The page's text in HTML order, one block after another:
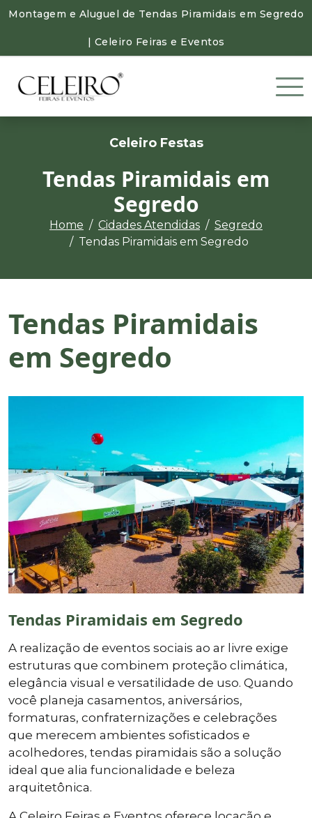
Montagem e Aluguel de Tendas Piramidais em Segredo
| Celeiro Feiras e Eventos
Celeiro Festas
Tendas Piramidais em
Segredo
Home Cidades Atendidas
Segredo
Tendas Piramidais em Segredo
Tendas Piramidais
em Segredo
Tendas Piramidais em Segredo
A realização de eventos sociais ao ar livre exige
estruturas que combinem proteção climática,
elegância visual e versatilidade de uso. Quando
você planeja casamentos, aniversários,
formaturas, confraternizações e celebrações
que merecem ambientes sofisticados e
acolhedores, tendas piramidais são a solução
ideal que alia funcionalidade e beleza
arquitetônica.